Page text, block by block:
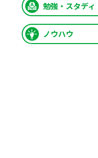
勉強・スタディ
ノウハウ